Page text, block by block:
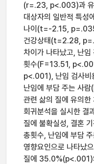
(r=.23, p<.003)과 유
대상자의 일반적 특성
나이(t=-2.15,
건강상태(t=2.28,
차이가 나타났고, 난임
횟수(F=13.51,
p<.001), 난임 검사
난임에 부담 주는 사
관련 삶의 질에 유의
회귀분석을 실시한 결
질에 불확실성, 결혼
총횟수, 난임에 부담
영향요인으로 나타났
질에 35.0%(p<.001)